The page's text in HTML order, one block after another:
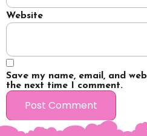
Website
Save my name, email, and
the next time I comment.